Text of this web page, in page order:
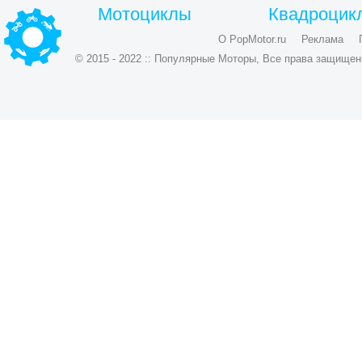
Мотоциклы
О PopMotor.ru Реклама
© 2015 - 2022 :: Популярные Моторы, Все права